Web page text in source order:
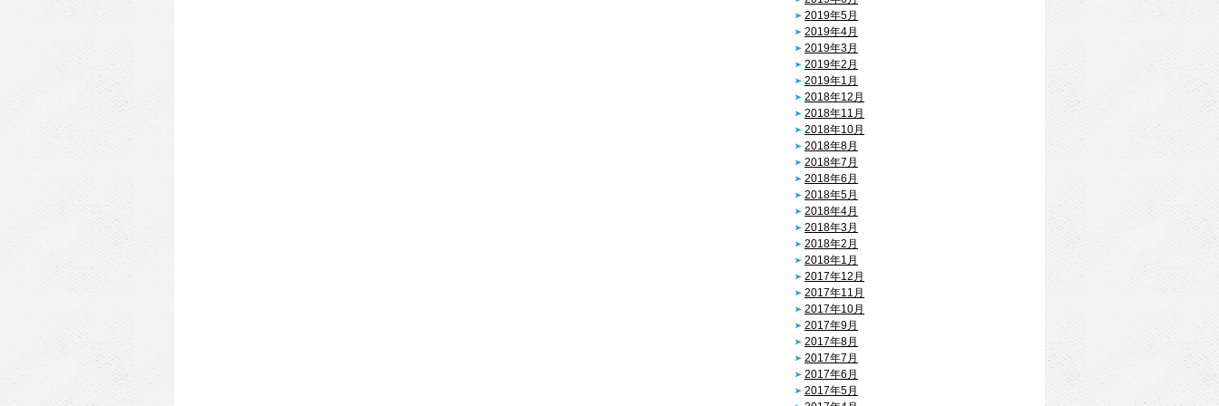
2019年5月
2019年4月
2019年3月
2019年2月
2019年1月
2018年12月
2018年11月
2018年10月
2018年8月
2018年7月
2018年6月
2018年5月
2018年4月
2018年3月
2018年2月
2018年1月
2017年12月
2017年11月
2017年10月
2017年9月
2017年8月
2017年7月
2017年6月
2017年5月